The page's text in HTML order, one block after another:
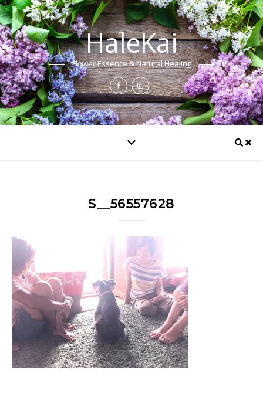
HaleKai
Flower Essence & Natural Healing
S__56557628